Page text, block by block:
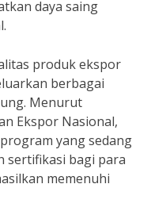
daya saing
produk ekspor
berbagai
Menurut
Ekspor Nasional,
yang sedang
sertifikasi bagi para
memenuhi